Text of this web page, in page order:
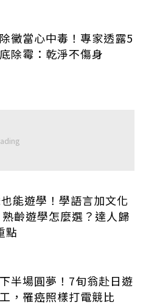
黴當心中毒！專家透露5
除霉：乾淨不傷身
能遊學！學語言加文化
齡遊學怎麼選？達人歸
點
半場圓夢！7旬翁赴日遊
，罹癌照樣打電競比